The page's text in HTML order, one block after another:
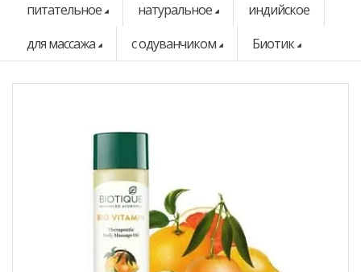
питательное
натуральное
индийское
для массажа
с одуванчиком Биотик